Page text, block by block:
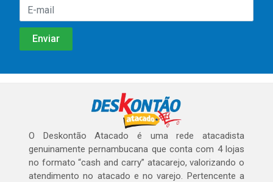
O Deskontão Atacado é uma rede atacadista
genuinamente pernambucana que conta com 4 lojas
no formato “cash and carry” atacarejo, valorizando o
atendimento no atacado e no varejo. Pertencente a